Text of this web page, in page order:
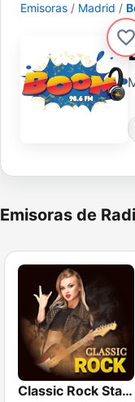
Emisoras Madrid
Emisoras de
Classic Rock Station